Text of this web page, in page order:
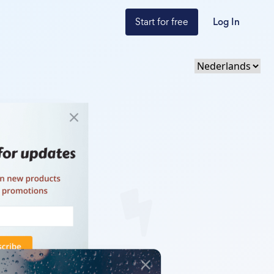
Start for free Log In